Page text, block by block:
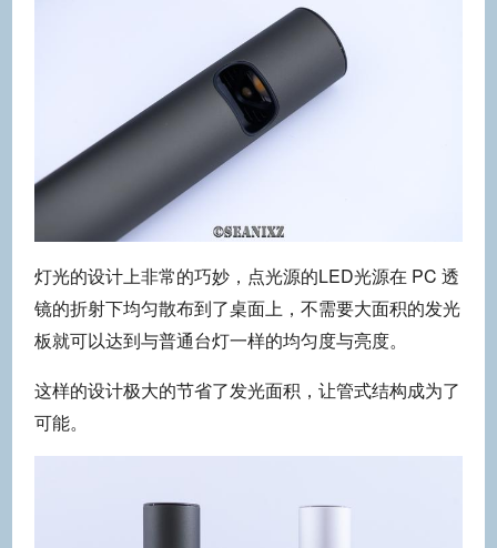
灯光的设计上非常的巧妙，点光源的LED光源在 PC 透
镜的折射下均匀散布到了桌面上，不需要大面积的发光
板就可以达到与普通台灯一样的均匀度与亮度。
这样的设计极大的节省了发光面积，让管式结构成为了
可能。